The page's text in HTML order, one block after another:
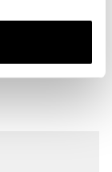
kennen das. Man
die Türschwelle